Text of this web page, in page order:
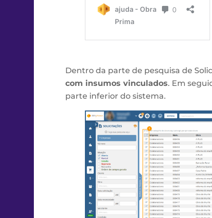
Dentro da parte de pesquisa de
com insumos vinculados. Em
parte inferior do sistema.